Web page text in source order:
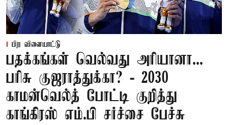
பிற விளையாட்டு
பதக்கங்கள் வெல்வது அரியானா...
பரிசு குஜராத்துக்கா? - 2030
காமன்வெல்த் போட்டி குறித்து
காங்கிரஸ் எம்.பி சர்ச்சை பேச்சு